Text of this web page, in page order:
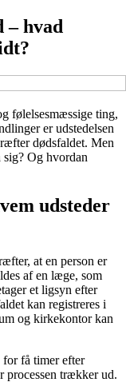
– hvad
følelsesmæssige ting,
er udstedelsen
dødsfaldet. Men
sig? Og hvordan
udsteder
at en person er
af en læge, som
et ligsyn efter
kan registreres i
og kirkekontor kan
for få timer efter
processen trækker ud.